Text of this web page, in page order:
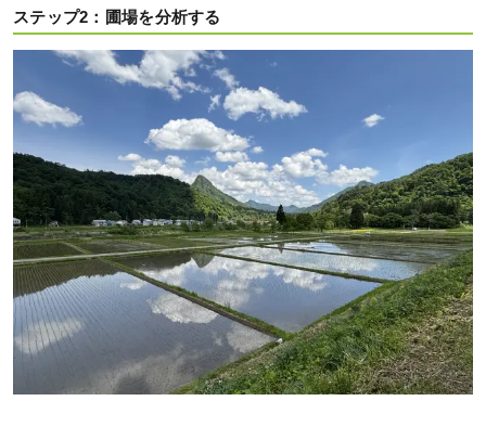
ステップ2：圃場を分析する